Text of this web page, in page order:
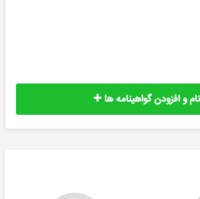
و افزودن گواهینامه ها